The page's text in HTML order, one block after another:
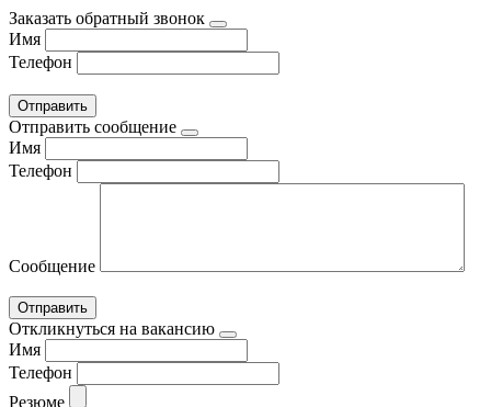
Заказать обратный звонок
Имя
Телефон
Отправить сообщение
Имя
Телефон
Сообщение
Откликнуться на вакансию
Имя
Телефон
Резюме